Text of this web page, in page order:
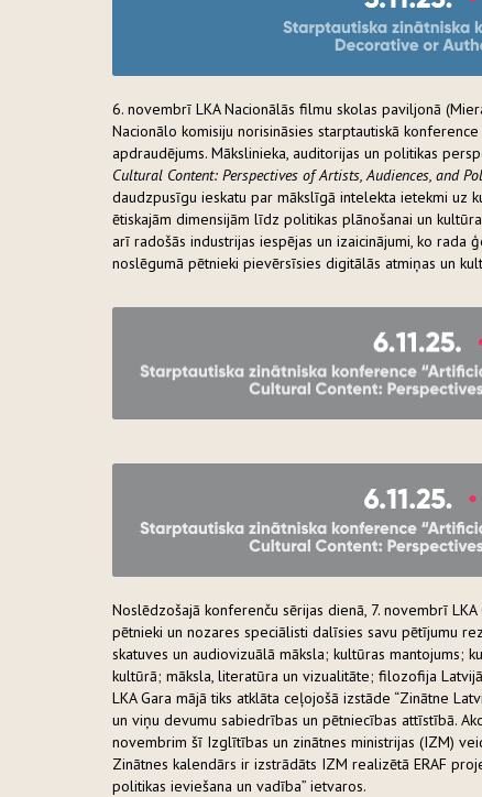
6. novembrī LKA Nacionālās filmu skolas paviljonā
Nacionālo komisiju norisināsies starptautiskā
apdraudējums. Mākslinieka, auditorijas un politikas
Cultural Content: Perspectives of Artists, Audiences, and
daudzpusīgu ieskatu par mākslīgā intelekta ietekmi uz
ētiskajām dimensijām līdz politikas plānošanai un
arī radošās industrijas iespējas un izaicinājumi, ko rada
noslēgumā pētnieki pievērsīsies digitālās atmiņas un
Noslēdzošajā konferenču sērijas dienā, 7. novembrī
pētnieki un nozares speciālisti dalīsies savu pētījumu
skatuves un audiovizuālā māksla; kultūras mantojums;
kultūrā; māksla, literatūra un vizualitāte; filozofija
LKA Gara mājā tiks atklāta ceļojošā izstāde “Zinātne
un viņu devumu sabiedrības un pētniecības attīstībā.
novembrim šī Izglītības un zinātnes ministrijas (IZM)
Zinātnes kalendārs ir izstrādāts IZM realizētā ERAF
politikas ieviešana un vadība” ietvaros.